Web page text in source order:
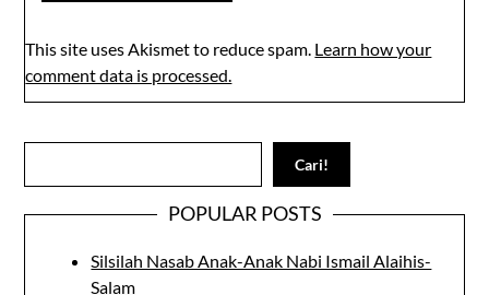
This site uses Akismet to reduce spam. Learn how your
comment data is processed.
Cari!
POPULAR POSTS
Silsilah Nasab Anak-Anak Nabi Ismail Alaihis-
Salam